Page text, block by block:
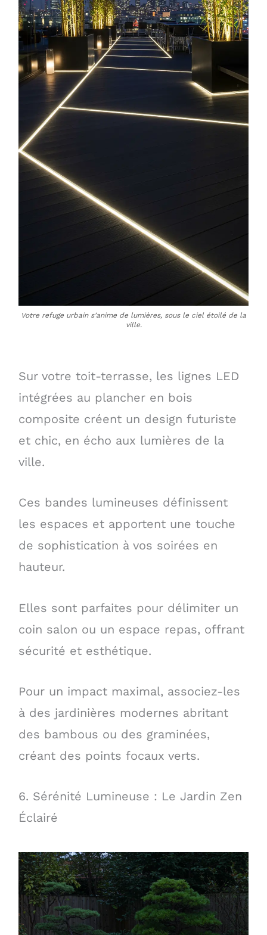
Votre refuge urbain s’anime de lumières, sous le ciel étoilé de la
ville.
Sur votre toit-terrasse, les lignes LED
intégrées au plancher en bois
composite créent un design futuriste
et chic, en écho aux lumières de la
ville.
Ces bandes lumineuses définissent
les espaces et apportent une touche
de sophistication à vos soirées en
hauteur.
Elles sont parfaites pour délimiter un
coin salon ou un espace repas, offrant
sécurité et esthétique.
Pour un impact maximal, associez-les
à des jardinières modernes abritant
des bambous ou des graminées,
créant des points focaux verts.
6. Sérénité Lumineuse : Le Jardin Zen
Éclairé